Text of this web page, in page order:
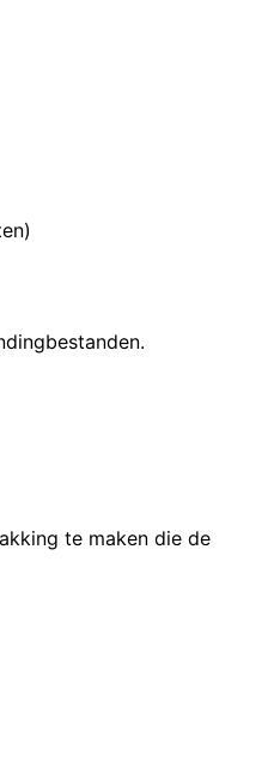
te maken die de